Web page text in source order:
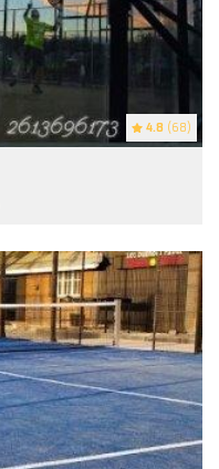
4.8 (68)